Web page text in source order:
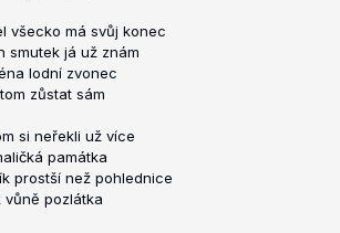
všecko má svůj konec
smutek já už znám
lodní zvonec
zůstat sám
si neřekli už více
památka
prostší než pohlednice
vůně pozlátka